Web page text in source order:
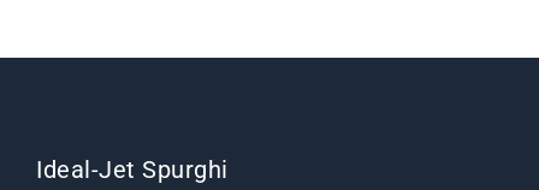
Ideal-Jet Spurghi